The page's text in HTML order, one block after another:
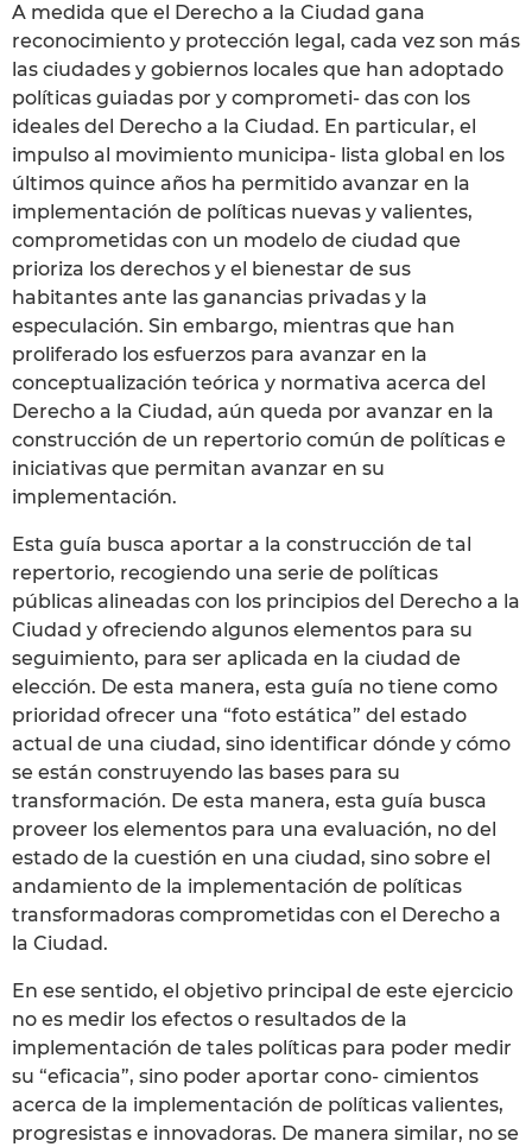
A medida que el Derecho a la Ciudad gana
reconocimiento y protección legal, cada vez son más
las ciudades y gobiernos locales que han adoptado
políticas guiadas por y comprometi- das con los
ideales del Derecho a la Ciudad. En particular, el
impulso al movimiento municipa- lista global en los
últimos quince años ha permitido avanzar en la
implementación de políticas nuevas y valientes,
comprometidas con un modelo de ciudad que
prioriza los derechos y el bienestar de sus
habitantes ante las ganancias privadas y la
especulación. Sin embargo, mientras que han
proliferado los esfuerzos para avanzar en la
conceptualización teórica y normativa acerca del
Derecho a la Ciudad, aún queda por avanzar en la
construcción de un repertorio común de políticas e
iniciativas que permitan avanzar en su
implementación.
Esta guía busca aportar a la construcción de tal
repertorio, recogiendo una serie de políticas
públicas alineadas con los principios del Derecho a la
Ciudad y ofreciendo algunos elementos para su
seguimiento, para ser aplicada en la ciudad de
elección. De esta manera, esta guía no tiene como
prioridad ofrecer una “foto estática” del estado
actual de una ciudad, sino identificar dónde y cómo
se están construyendo las bases para su
transformación. De esta manera, esta guía busca
proveer los elementos para una evaluación, no del
estado de la cuestión en una ciudad, sino sobre el
andamiento de la implementación de políticas
transformadoras comprometidas con el Derecho a
la Ciudad.
En ese sentido, el objetivo principal de este ejercicio
no es medir los efectos o resultados de la
implementación de tales políticas para poder medir
su “eficacia”, sino poder aportar cono- cimientos
acerca de la implementación de políticas valientes,
progresistas e innovadoras. De manera similar, no se